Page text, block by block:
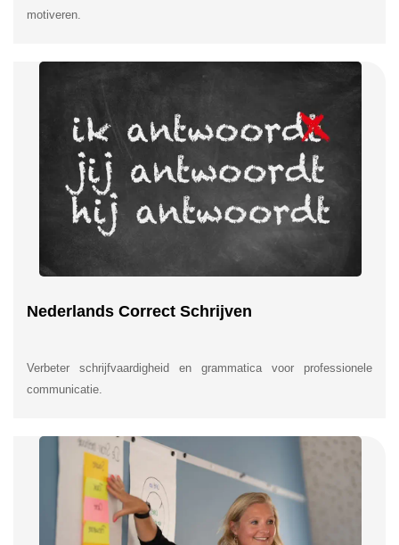
motiveren.
Nederlands Correct Schrijven
Verbeter schrijfvaardigheid en grammatica voor professionele
communicatie.